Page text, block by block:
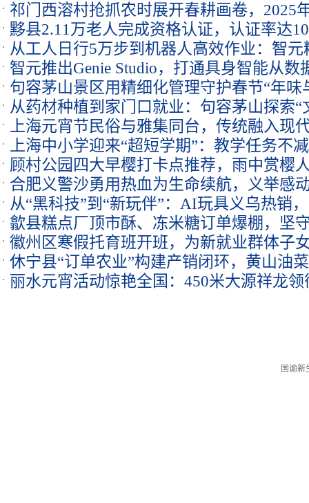
现场参展
祁门西溶村抢抓农时展开春耕画卷，2025
元黟县2.11万老人完成资格认证，认证率达
从工人日行5万步到机器人高效作业：智
放繁重劳动力
智元推出Genie Studio，打通具身智能从数
句容茅山景区用精细化管理守护春节“年味
从药材种植到家门口就业：句容茅山探索“
新路上海元宵节民俗与雅集同台，传统融入现
上海中小学迎来“超短学期”：教学任务不
顾村公园四大早樱打卡点推荐，雨中赏樱
合肥义警沙勇用热血为生命续航，义举感
从“黑科技”到“新玩伴”：AI玩具义乌热销
买单
歙县糕点厂顶市酥、冻米糖订单爆棚，坚
徽州区寒假托育班开班，为新就业群体子
休宁县“订单农业”构建产销闭环，黄山油
丽水元宵活动惊艳全国：450米大源祥龙领
国谕新